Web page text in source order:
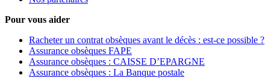
Pour vous aider
Racheter un contrat obsèques avant le décès : est-ce possible ?
Assurance obsèques FAPE
Assurance obsèques : CAISSE D’EPARGNE
Assurance obsèques : La Banque postale